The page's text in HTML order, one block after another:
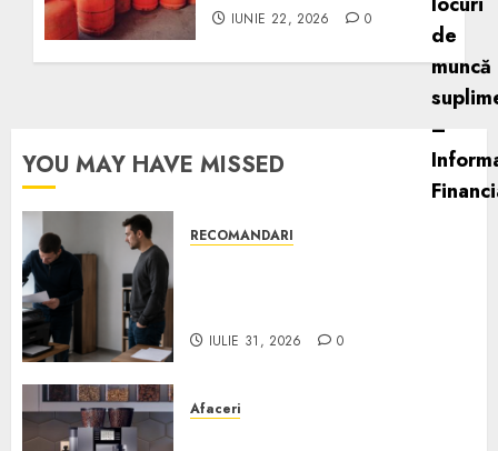
IUNIE 22, 2026 0
YOU MAY HAVE MISSED
RECOMANDARI
IULIE 31, 2026 0
Afaceri